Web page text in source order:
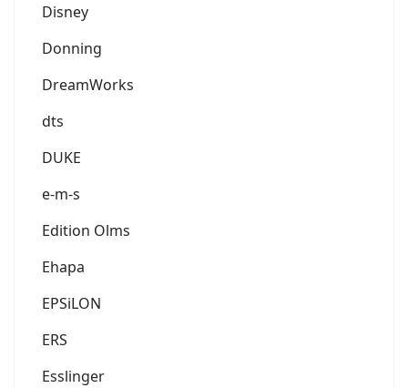
Disney
Donning
DreamWorks
dts
DUKE
e-m-s
Edition Olms
Ehapa
EPSiLON
ERS
Esslinger